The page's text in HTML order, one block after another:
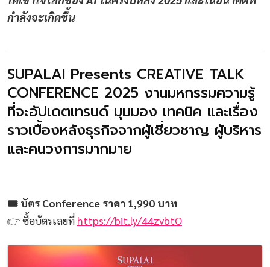
กำลังจะเกิดขึ้น
SUPALAI Presents CREATIVE TALK
CONFERENCE 2025 งานมหกรรมความรู้
ที่จะอัปเดตเทรนด์ มุมมอง เทคนิค และเรื่อง
ราวเบื้องหลังธุรกิจจากผู้เชี่ยวชาญ ผู้บริหาร
และคนวงการมากมาย
🎟 บัตร Conference ราคา 1,990 บาท
👉 ซื้อบัตรเลยที่ https://bit.ly/44zvbtO